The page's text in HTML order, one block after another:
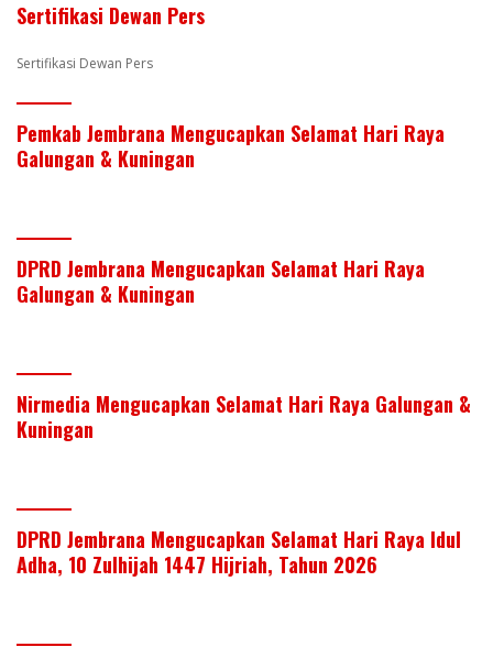
k
Sertifikasi Dewan Pers
Sertifikasi Dewan Pers
Pemkab Jembrana Mengucapkan Selamat Hari Raya
Galungan & Kuningan
DPRD Jembrana Mengucapkan Selamat Hari Raya
Galungan & Kuningan
Nirmedia Mengucapkan Selamat Hari Raya Galungan &
Kuningan
DPRD Jembrana Mengucapkan Selamat Hari Raya Idul
Adha, 10 Zulhijah 1447 Hijriah, Tahun 2026